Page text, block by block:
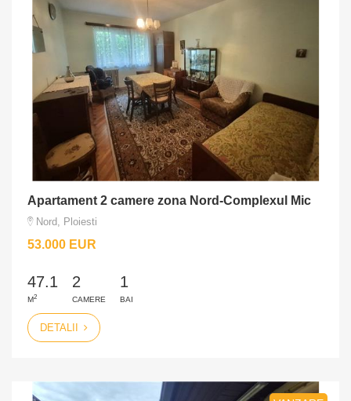
Apartament 2 camere zona Nord-Complexul Mic
Nord, Ploiesti
53.000 EUR
47.1
M2
2
CAMERE
1
BAI
DETALII